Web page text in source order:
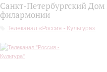
Санкт-Петербургский
филармонии
Телеканал «Россия - Культура»